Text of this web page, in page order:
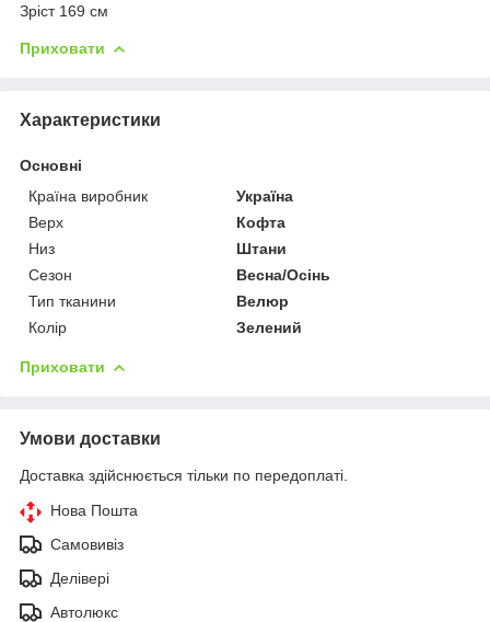
Зріст 169 см
Приховати
Характеристики
Основні
Країна виробник
Україна
Верх
Кофта
Низ
Штани
Сезон
Весна/Осінь
Тип тканини
Велюр
Колір
Зелений
Приховати
Умови доставки
Доставка здійснюється тільки по передоплаті.
Нова Пошта
Самовивіз
Делівері
Автолюкс